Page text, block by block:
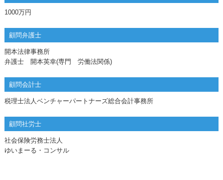
1000万円
顧問弁護士
開本法律事務所
弁護士 開本英幸(専門 労働法関係)
顧問会計士
税理士法人ベンチャーパートナーズ総合会計事務所
顧問社労士
社会保険労務士法人
ゆいまーる・コンサル